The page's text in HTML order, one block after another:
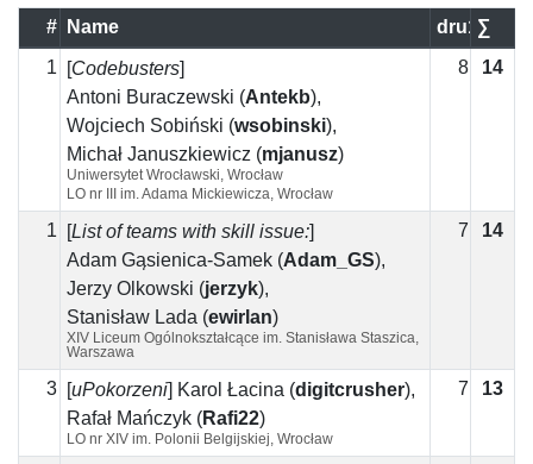
# Name dru19
∑
1
[Codebusters]
Antoni Buraczewski (Antekb),
Wojciech Sobiński (wsobinski),
Michał Januszkiewicz (mjanusz)
Uniwersytet Wrocławski, Wrocław
LO nr III im. Adama Mickiewicza, Wrocław
8 14
1 [List of teams with skill issue:]
Adam Gąsienica-Samek (Adam_GS),
Jerzy Olkowski (jerzyk),
Stanisław Lada (ewirlan)
XIV Liceum Ogólnokształcące im. Stanisława Staszica,
Warszawa
7 14
3 [uPokorzeni] Karol Łacina (digitcrusher),
Rafał Mańczyk (Rafi22)
LO nr XIV im. Polonii Belgijskiej, Wrocław
7 13